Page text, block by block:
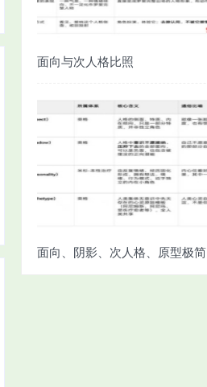
面向与次人格比照